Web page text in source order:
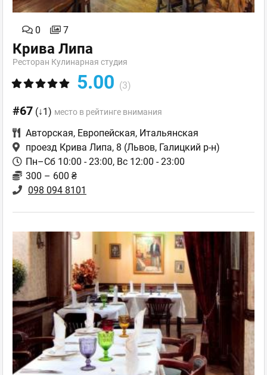
0 7
Крива Липа
Ресторан Кулинарная студия
5.00 (3)
#67 (↓1) место в рейтинге внимания
Авторская, Европейская, Итальянская
проезд Крива Липа, 8 (Львов, Галицкий р-н)
Пн–Сб 10:00 - 23:00, Вс 12:00 - 23:00
300 – 600 ₴
098 094 8101